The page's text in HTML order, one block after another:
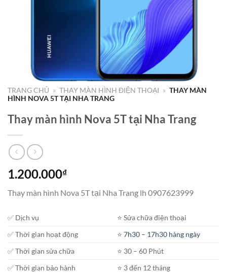
TRANG CHỦ » THAY MÀN HÌNH ĐIỆN THOẠI » THAY MÀN
HÌNH NOVA 5T TẠI NHA TRANG
Thay màn hình Nova 5T tại Nha Trang
1.200.000₫
Thay màn hình Nova 5T tại Nha Trang lh 0907623999
✅ Dịch vụ
⭐️ Sửa chữa điện thoại
✅ Thời gian hoạt động
⭐️7h30 – 17h30 hàng ngày
✅ Thời gian sửa chữa
⭐️ 30 – 60 Phút
✅ Thời gian bảo hành
⭐️ 3 đến 12 tháng